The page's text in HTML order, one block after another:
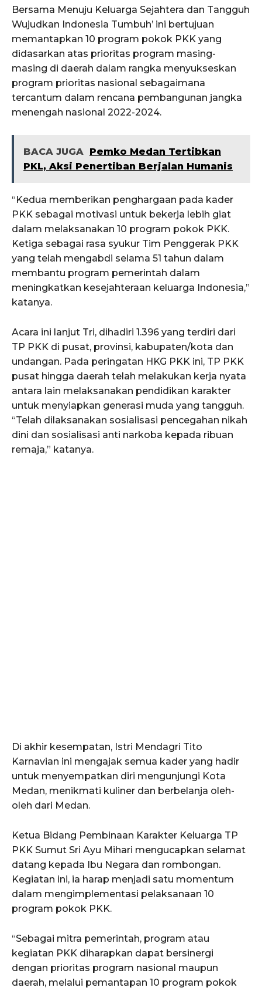
Bersama Menuju Keluarga Sejahtera dan Tangguh
Wujudkan Indonesia Tumbuh’ ini bertujuan
memantapkan 10 program pokok PKK yang
didasarkan atas prioritas program masing-
masing di daerah dalam rangka menyukseskan
program prioritas nasional sebagaimana
tercantum dalam rencana pembangunan jangka
menengah nasional 2022-2024.
BACA JUGA Pemko Medan Tertibkan
PKL, Aksi Penertiban Berjalan Humanis
“Kedua memberikan penghargaan pada kader
PKK sebagai motivasi untuk bekerja lebih giat
dalam melaksanakan 10 program pokok PKK.
Ketiga sebagai rasa syukur Tim Penggerak PKK
yang telah mengabdi selama 51 tahun dalam
membantu program pemerintah dalam
meningkatkan kesejahteraan keluarga Indonesia,”
katanya.
Acara ini lanjut Tri, dihadiri 1.396 yang terdiri dari
TP PKK di pusat, provinsi, kabupaten/kota dan
undangan. Pada peringatan HKG PKK ini, TP PKK
pusat hingga daerah telah melakukan kerja nyata
antara lain melaksanakan pendidikan karakter
untuk menyiapkan generasi muda yang tangguh.
“Telah dilaksanakan sosialisasi pencegahan nikah
dini dan sosialisasi anti narkoba kepada ribuan
remaja,” katanya.
Di akhir kesempatan, Istri Mendagri Tito
Karnavian ini mengajak semua kader yang hadir
untuk menyempatkan diri mengunjungi Kota
Medan, menikmati kuliner dan berbelanja oleh-
oleh dari Medan.
Ketua Bidang Pembinaan Karakter Keluarga TP
PKK Sumut Sri Ayu Mihari mengucapkan selamat
datang kepada Ibu Negara dan rombongan.
Kegiatan ini, ia harap menjadi satu momentum
dalam mengimplementasi pelaksanaan 10
program pokok PKK.
“Sebagai mitra pemerintah, program atau
kegiatan PKK diharapkan dapat bersinergi
dengan prioritas program nasional maupun
daerah, melalui pemantapan 10 program pokok